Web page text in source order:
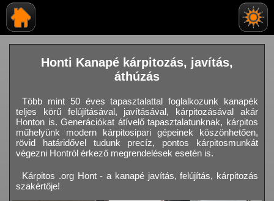
Honti Kanapé kárpitozás, javítás,
áthúzás
Több mint 50 éves tapasztalattal foglalkozunk kanapék
teljes körű felújításával, javításával, kárpitozásával akár
Honton is. Generációkat átívelő tapasztalatunknak, kárpitos
műhelyünk modern kárpitosipari gépeinek köszönhetően,
rövid határidővel tudunk precíz, pontos kárpitosmunkát
végezni Hontról érkező megrendelések esetén is.
Kárpitos .org Hont - a kanapé javítás, felújítás, kárpitozás
szakértője!